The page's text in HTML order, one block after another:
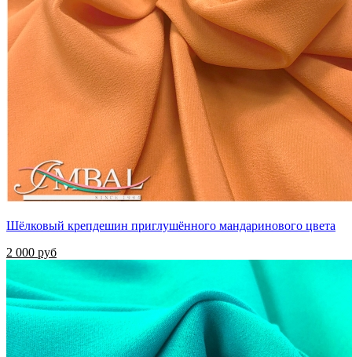
Шёлковый крепдешин приглушённого мандаринового цвета
2 000 руб